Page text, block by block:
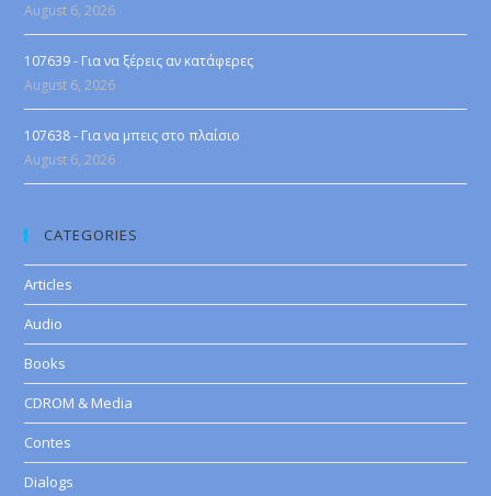
August 6, 2026
107639 - Για να ξέρεις αν κατάφερες
August 6, 2026
107638 - Για να μπεις στο πλαίσιο
August 6, 2026
CATEGORIES
Articles
Audio
Books
CDROM & Media
Contes
Dialogs